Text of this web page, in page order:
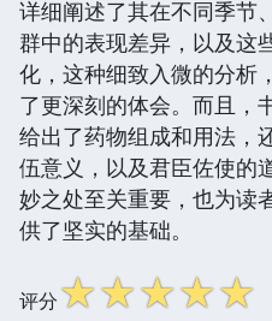
详细阐述了其在不同季节
群中的表现差异，以及这
化，这种细致入微的分析
了更深刻的体会。而且，
给出了药物组成和用法，
伍意义，以及君臣佐使的
妙之处至关重要，也为读
供了坚实的基础。
评分☆☆☆☆☆